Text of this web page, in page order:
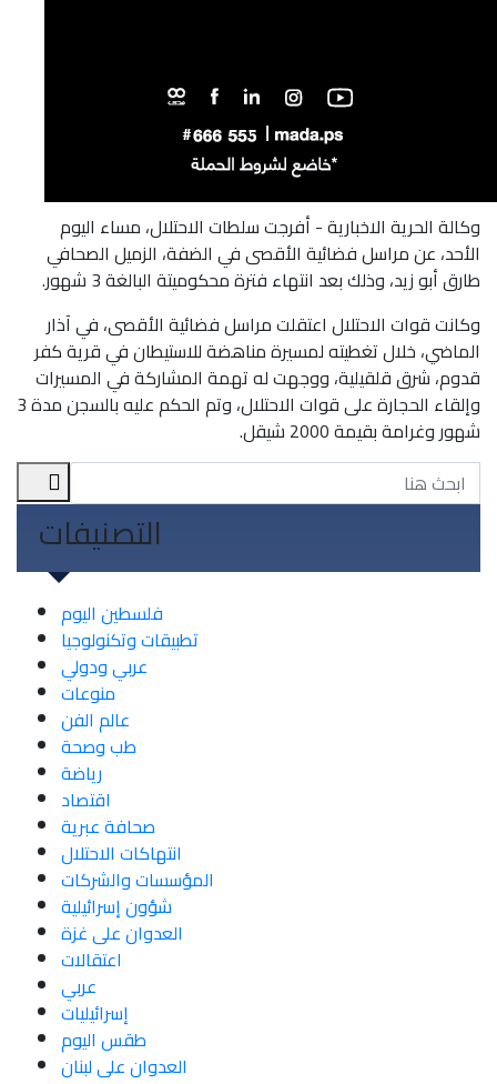
وكالة الحرية الاخبارية - أفرجت سلطات الاحتلال، مساء اليوم
الأحد، عن مراسل فضائية الأقصى في الضفة، الزميل الصحافي
طارق أبو زيد، وذلك بعد انتهاء فترة محكوميتة البالغة 3 شهور.
وكانت قوات الاحتلال اعتقلت مراسل فضائية الأقصى، في آذار
الماضي، خلال تغطيته لمسيرة مناهضة للاستيطان في قرية كفر
قدوم، شرق قلقيلية، ووجهت له تهمة المشاركة في المسيرات
وإلقاء الحجارة على قوات الاحتلال، وتم الحكم عليه بالسجن مدة 3
شهور وغرامة بقيمة 2000 شيقل.
التصنيفات
فلسطين اليوم
تطبيقات وتكنولوجيا
عربي ودولي
منوعات
عالم الفن
طب وصحة
رياضة
اقتصاد
صحافة عبرية
انتهاكات الاحتلال
المؤسسات والشركات
شؤون إسرائيلية
العدوان على غزة
اعتقالات
عربي
إسرائيليات
طقس اليوم
العدوان على لبنان